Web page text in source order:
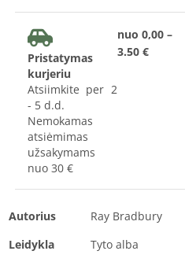
Pristatymas
kurjeriu
Atsiimkite per 2
- 5 d.d.
Nemokamas
atsiėmimas
užsakymams
nuo 30 €
nuo 0,00 –
3.50 €
Autorius
Ray Bradbury
Leidykla
Tyto alba